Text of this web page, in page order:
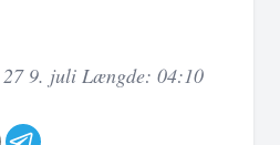
9. juli Længde: 04:10